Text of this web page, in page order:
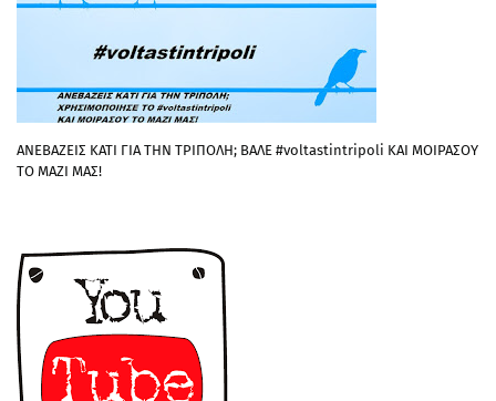
ΑΝΕΒΑΖΕΙΣ ΚΑΤΙ ΓΙΑ ΤΗΝ ΤΡΙΠΟΛΗ; ΒΑΛΕ #voltastintripoli ΚΑΙ ΜΟΙΡΑΣΟΥ
ΤΟ ΜΑΖΙ ΜΑΣ!